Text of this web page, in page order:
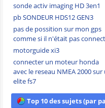
sonde activ imaging HD 3en1
pb SONDEUR HDS12 GEN3
pas de possition sur mon gps
comme si il n'était pas
motorguide xi3
connecter un moteur honda
avec le reseau NMEA 2000 sur
elite fs7
Top 10 des sujets (par